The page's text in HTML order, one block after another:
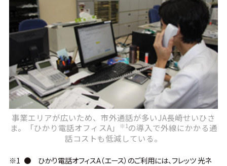
事業エリアが広いため、市外通話が多いJA長崎せいひさ
ま。「ひかり電話オフィスA」
※1の導入で外線にかかる通
話コストも低減している。
※1 ●
ひかり電話オフィスA（エース）のご利用には、フレッツ 光ネ